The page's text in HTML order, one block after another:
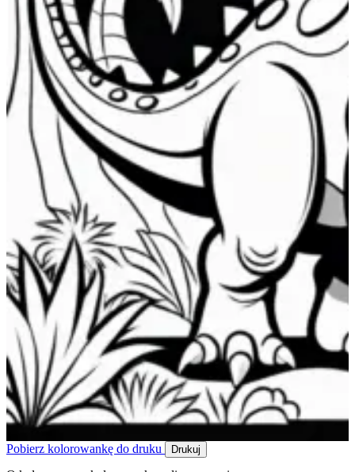
Pobierz kolorowankę do druku Drukuj